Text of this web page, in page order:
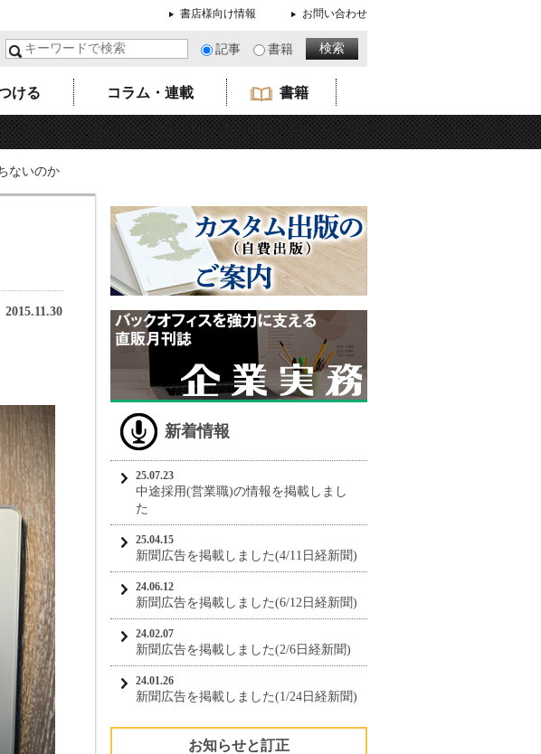
書店様向け情報 お問い合わせ
記事 書籍
ける コラム・連載 書籍
ないのか
2015.11.30
新着情報
25.07.23
中途採用(営業職)の情報を掲載しまし
た
25.04.15
新聞広告を掲載しました(4/11日経新聞)
24.06.12
新聞広告を掲載しました(6/12日経新聞)
24.02.07
新聞広告を掲載しました(2/6日経新聞)
24.01.26
新聞広告を掲載しました(1/24日経新聞)
お知らせと訂正